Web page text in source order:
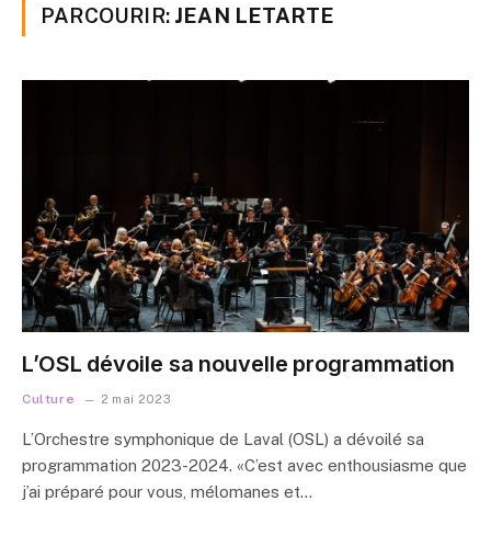
PARCOURIR: JEAN LETARTE
L’OSL dévoile sa nouvelle programmation
Culture 2 mai 2023
L’Orchestre symphonique de Laval (OSL) a dévoilé sa
programmation 2023-2024. «C’est avec enthousiasme que
j’ai préparé pour vous, mélomanes et…